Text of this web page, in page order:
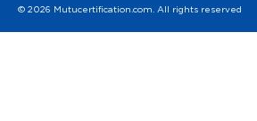
© 2026 Mutucertification.com. All rights reserved